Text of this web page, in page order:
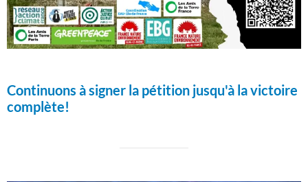
Continuons à signer la pétition jusqu'à la victoire
complète!